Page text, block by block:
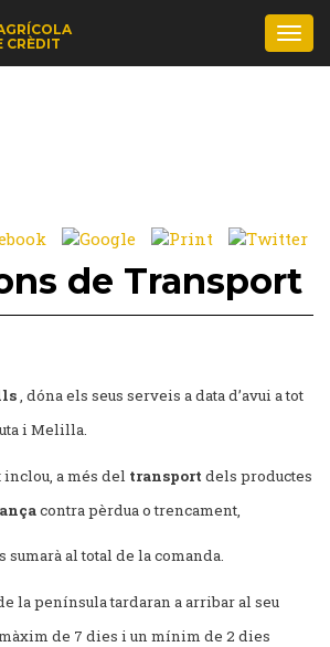
CRÈDIT
de Transport
, dóna els seus serveis a data d’avui a tot
i Melilla.
a més del transport dels productes
contra pèrdua o trencament,
sumarà al total de la comanda.
la península tardaran a arribar al seu
de 7 dies i un mínim de 2 dies